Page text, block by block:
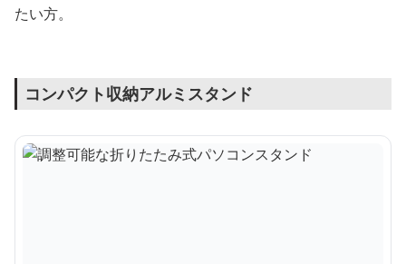
たい方。
コンパクト収納アルミスタンド